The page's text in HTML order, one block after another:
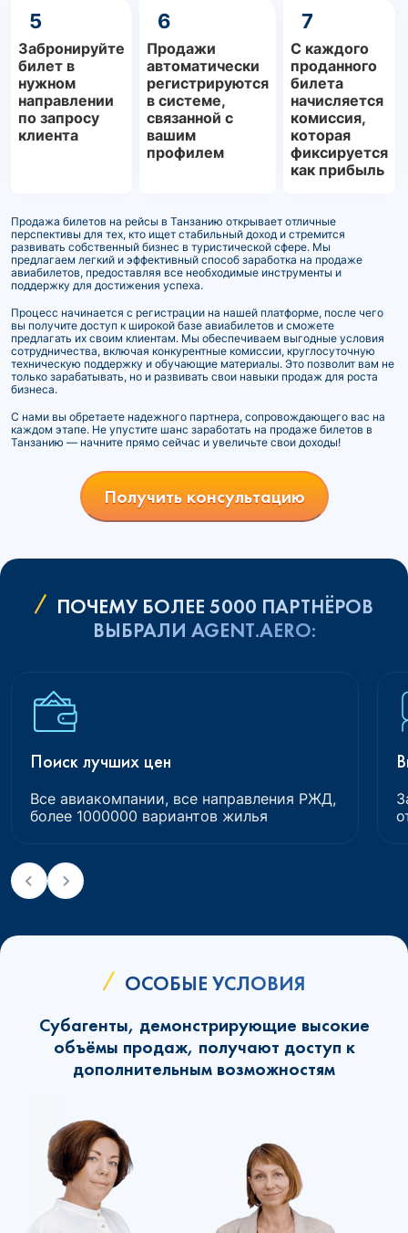
5
Забронируйте
билет в
нужном
направлении
по запросу
клиента
6
Продажи
автоматически
регистрируются
в системе,
связанной с
вашим
профилем
7
С каждого
проданного
билета
начисляется
комиссия,
которая
фиксируется
как прибыль
Продажа билетов на рейсы в Танзанию открывает отличные
перспективы для тех, кто ищет стабильный доход и стремится
развивать собственный бизнес в туристической сфере. Мы
предлагаем легкий и эффективный способ заработка на продаже
авиабилетов, предоставляя все необходимые инструменты и
поддержку для достижения успеха.
Процесс начинается с регистрации на нашей платформе, после чего
вы получите доступ к широкой базе авиабилетов и сможете
предлагать их своим клиентам. Мы обеспечиваем выгодные условия
сотрудничества, включая конкурентные комиссии, круглосуточную
техническую поддержку и обучающие материалы. Это позволит вам не
только зарабатывать, но и развивать свои навыки продаж для роста
бизнеса.
С нами вы обретаете надежного партнера, сопровождающего вас на
каждом этапе. Не упустите шанс заработать на продаже билетов в
Танзанию — начните прямо сейчас и увеличьте свои доходы!
Получить консультацию
ПОЧЕМУ БОЛЕЕ 5000 ПАРТНЁРОВ
ВЫБРАЛИ AGENT.AERO:
Поиск лучших цен
Все авиакомпании, все направления РЖД,
более 1000000 вариантов жилья
ОСОБЫЕ УСЛОВИЯ
Субагенты, демонстрирующие высокие
объёмы продаж, получают доступ к
дополнительным возможностям